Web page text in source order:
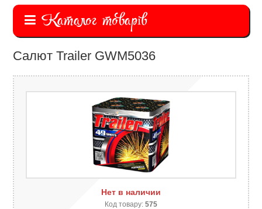
Каталог товарів
Салют Trailer GWM5036
Нет в наличии
Код товару: 575